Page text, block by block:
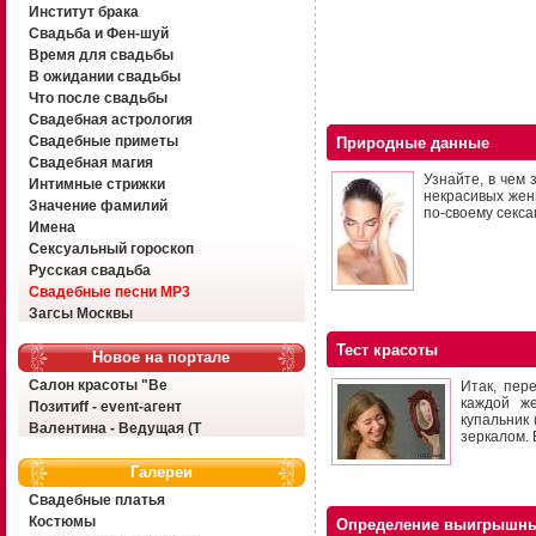
Институт брака
Свадьба и Фен-шуй
Время для свадьбы
В ожидании свадьбы
Что после свадьбы
Свадебная астрология
Свадебные приметы
Свадебная магия
Интимные стрижки
Значение фамилий
Имена
Сексуальный гороскоп
Русская свадьба
Свадебные песни MP3
Загсы Москвы
Новое на портале
Салон красоты "Ве
Позитиff - event-агент
Валентина - Ведущая (Т
Галереи
Свадебные платья
Костюмы
Природные данные
Узнайте, в чем
некрасивых
по-своему
Тест красоты
Итак,
каждой
зеркалом.
Определение